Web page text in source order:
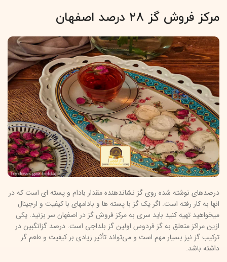
مرکز فروش گز 28 درصد اصفهان
درصدهای نوشته شده روی گز نشاندهنده مقدار بادام و پسته ای است که در
انها به کار رفته است. اگر یک گز با پسته ها و بادامهای با کیفیت و ارجینال
میخواهید تهیه کنید باید سری به مرکز فروش گز در اصفهان سر بزنید. یکی
ازین مراکز متعلق به گز فردوس اولین گز بلداجی است. درصد گزانگبین در
ترکیب گز نیز بسیار مهم است و می‌تواند تأثیر زیادی بر کیفیت و طعم گز
داشته باشد.